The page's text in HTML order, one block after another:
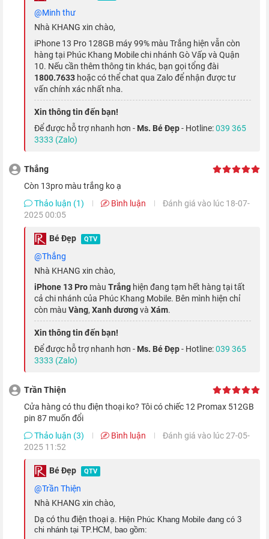
phần notch tai thỏ đã được tinh chỉnh nhỏ gọn hơn khoảng
Với tấm nền OLED có số điểm ảnh lên đến 1170 x 2532 pixels
cùng độ sáng đạt 1200 nits, giúp thể hiện tốt nhiều nội dung
hơn khi đặt dưới ánh mặt trời, sắc đen hiển thị sâu, sắc sáng
tươi tắn và khung hình sinh động như thực.
Apple cũng đã nâng tần số quétmàn hình iPhone 13 Prolên
đến 120 Hz, cho mọi thao tác chuyển cảnh khi lướt ngón tay
trên màn hình trở nên mượt mà hơn, đồng thời hiệu ứng thị
giác khi trải nghiệm cũng cực kỳ mãn nhãn.
@minh thư
Nhà KHANG xin chào,
iPhone 13 Pro 128GB máy 99% màu Trắng hiện vẫn còn
hàng tại Phúc Khang Mobile chi nhánh Gò Vấp và Quận
10. Nếu cần thêm thông tin khác, bạn gọi tổng đài
1800.7633 hoặc có thể chat qua Zalo để nhận được tư
vấn chính xác nhất nha.
Xin thông tin đến bạn!
Để được hỗ trợ nhanh hơn - Ms. Bé Đẹp- Hotline:039 365
3333 (Zalo)
Thắng
Còn 13pro màu trắng ko ạ
Thảo luận (1)
Bình luận
Đánh giá vào lúc 18-07-
2025 00:05
Bé Đẹp QTV
@Thắng
Nhà KHANG xin chào,
iPhone 13 Pro màu Trắng hiện đang tạm hết hàng tại tất
cả chi nhánh của Phúc Khang Mobile. Bên mình hiện chỉ
còn màu Vàng, Xanh dươngvà Xám.
Xin thông tin đến bạn!
Để được hỗ trợ nhanh hơn - Ms. Bé Đẹp- Hotline:039 365
3333 (Zalo)
Trần Thiện
cửa hàng có thu điện thoại ko? Tôi có chiếc 12 Promax 512GB
pin 87 muốn đổi
Thảo luận (3)
Bình luận
Đánh giá vào lúc 27-05-
2025 11:52
Bé Đẹp QTV
@Trần Thiện
Nhà KHANG xin chào,
Dạ có thu điện thoại ạ. Hiện Phúc Khang Mobile đang có 3
chi nhánh tại TP.HCM, bao gồm: